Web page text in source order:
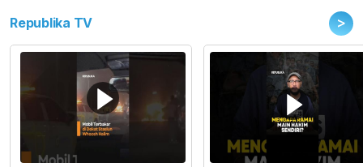
Republika TV >